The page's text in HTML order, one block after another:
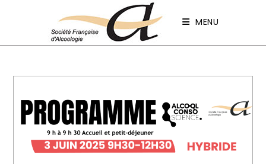
Panneau de gestion des cookies
MENU